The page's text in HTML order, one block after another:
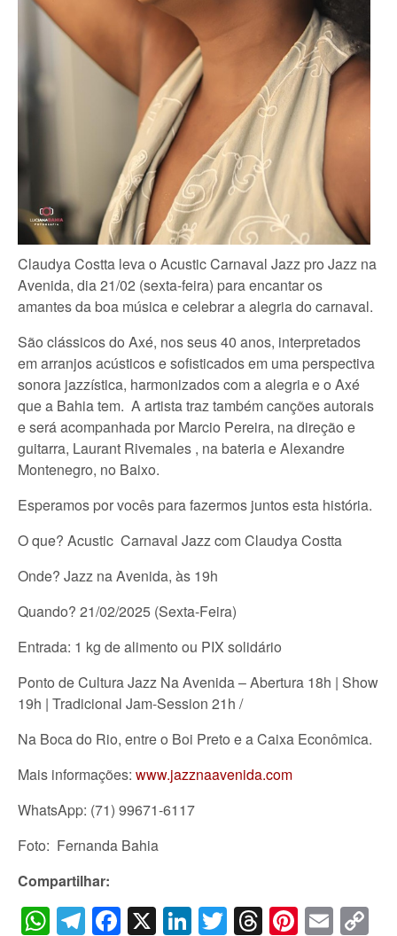
Claudya Costta leva o Acustic Carnaval Jazz pro Jazz na
Avenida, dia 21/02 (sexta-feira) para encantar os
amantes da boa música e celebrar a alegria do carnaval.
São clássicos do Axé, nos seus 40 anos, interpretados
em arranjos acústicos e sofisticados em uma perspectiva
sonora jazzística, harmonizados com a alegria e o Axé
que a Bahia tem. A artista traz também canções autorais
e será acompanhada por Marcio Pereira, na direção e
guitarra, Laurant Rivemales , na bateria e Alexandre
Montenegro, no Baixo.
Esperamos por vocês para fazermos juntos esta história.
O que? Acustic Carnaval Jazz com Claudya Costta
Onde? Jazz na Avenida, às 19h
Quando? 21/02/2025 (Sexta-Feira)
Entrada: 1 kg de alimento ou PIX solidário
Ponto de Cultura Jazz Na Avenida – Abertura 18h | Show
19h | Tradicional Jam-Session 21h /
Na Boca do Rio, entre o Boi Preto e a Caixa Econômica.
Mais informações: www.jazznaavenida.com
WhatsApp: (71) 99671-6117
Foto: Fernanda Bahia
Compartilhar:
WhatsApp
Telegram
Facebook
X LinkedIn
Twitter
Threads